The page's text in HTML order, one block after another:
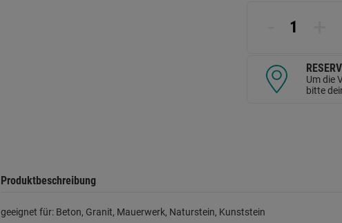
Um die
bitte
Produktbeschreibung
geeignet für: Beton, Granit, Mauerwerk, Naturstein, Kunststein